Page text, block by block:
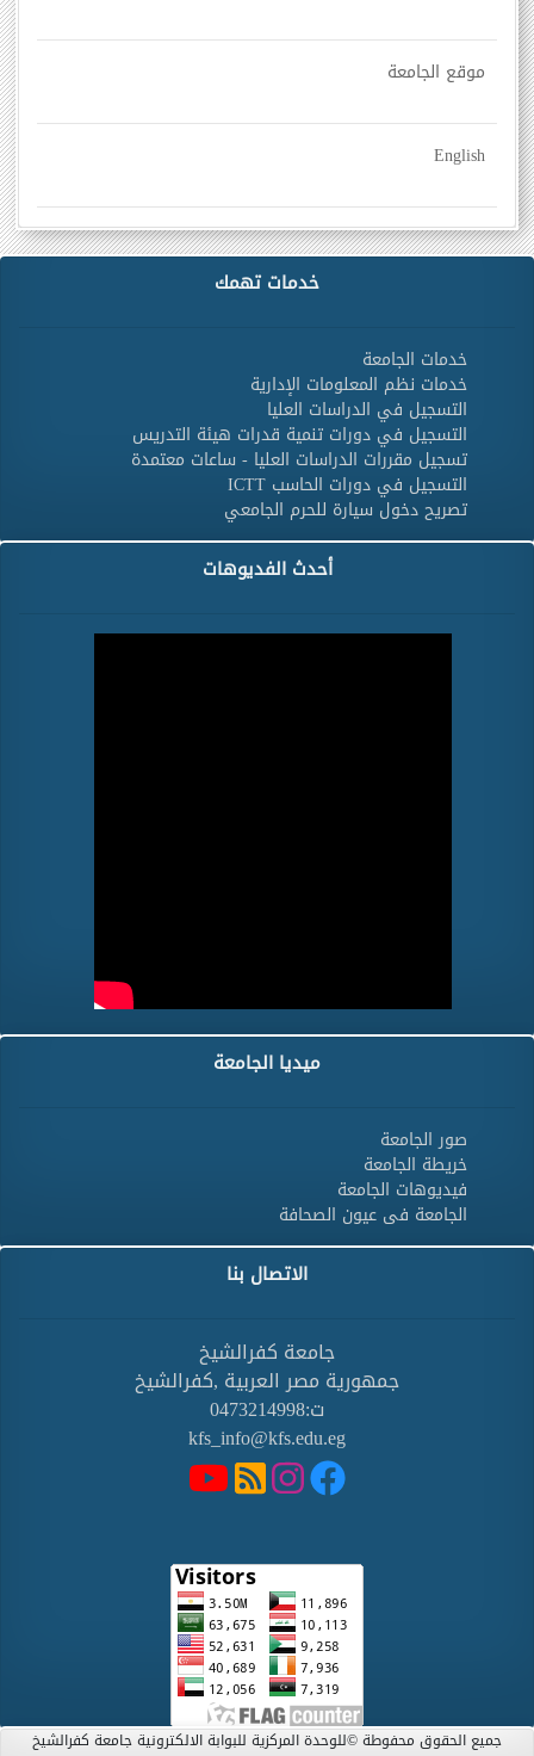
موقع الجامعة
English
خدمات تهمك
خدمات الجامعة
خدمات نظم المعلومات الإدارية
التسجيل في الدراسات العليا
التسجيل في دورات تنمية قدرات هيئة التدريس
تسجيل مقررات الدراسات العليا - ساعات معتمدة
التسجيل في دورات الحاسب ICTT
تصريح دخول سيارة للحرم الجامعي
أحدث الفديوهات
ميديا الجامعة
صور الجامعة
خريطة الجامعة
فيديوهات الجامعة
الجامعة فى عيون الصحافة
الاتصال بنا
جامعة كفرالشيخ
جمهورية مصر العربية ,كفرالشيخ
ت:0473214998
kfs_info@kfs.edu.eg
جميع الحقوق محفوطة ©للوحدة المركزية للبوابة الالكترونية جامعة كفرالشيخ